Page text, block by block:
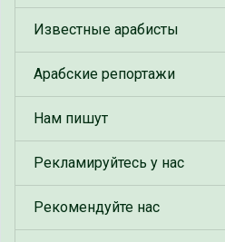
Известные арабисты
Арабские репортажи
Нам пишут
Рекламируйтесь у нас
Рекомендуйте нас